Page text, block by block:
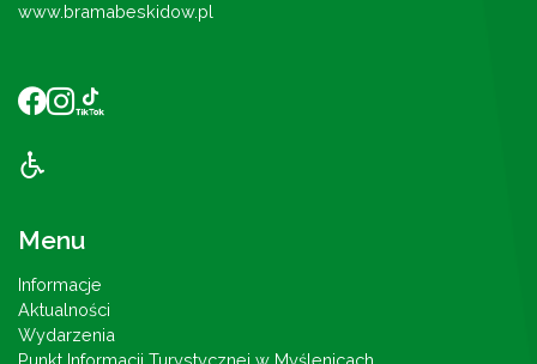
www.bramabeskidow.pl
Menu
Informacje
Aktualności
Wydarzenia
Punkt Informacji Turystycznej w Myślenicach